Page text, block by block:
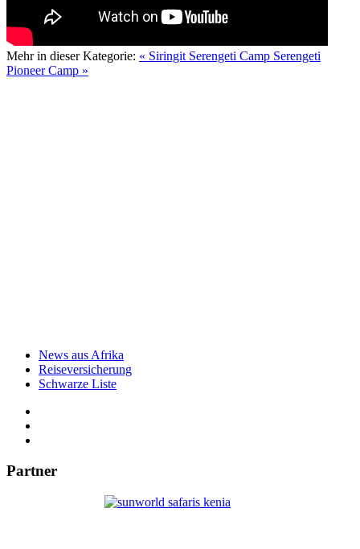
Mehr in dieser Kategorie: « Siringit Serengeti Camp Serengeti
Pioneer Camp »
News aus Afrika
Reiseversicherung
Schwarze Liste
Partner